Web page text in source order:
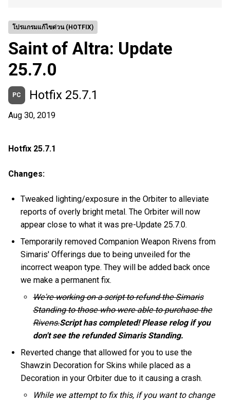
โปรแกรมแก้ไขด่วน (HOTFIX)
Saint of Altra: Update
25.7.0
PC Hotfix 25.7.1
Aug 30, 2019
Hotfix 25.7.1
Changes:
Tweaked lighting/exposure in the Orbiter to alleviate
reports of overly bright metal. The Orbiter will now
appear close to what it was pre-Update 25.7.0.
Temporarily removed Companion Weapon Rivens from
Simaris' Offerings due to being unveiled for the
incorrect weapon type. They will be added back once
we make a permanent fix.
We're working on a script to refund the Simaris
Standing to those who were able to purchase the
Rivens.Script has completed! Please relog if you
don't see the refunded Simaris Standing.
Reverted change that allowed for you to use the
Shawzin Decoration for Skins while placed as a
Decoration in your Orbiter due to it causing a crash.
While we attempt to fix this, if you want to change